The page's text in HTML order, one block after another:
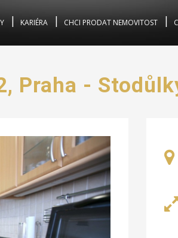
KARIÉRA CHCI PRODAT NEMOVITOST
Praha -